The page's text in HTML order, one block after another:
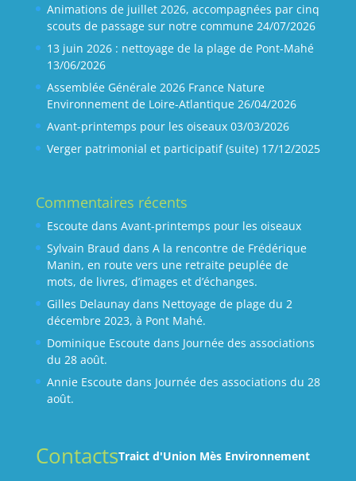
Animations de juillet 2026, accompagnées par cinq
scouts de passage sur notre commune 24/07/2026
13 juin 2026 : nettoyage de la plage de Pont-Mahé
13/06/2026
Assemblée Générale 2026 France Nature
Environnement de Loire-Atlantique 26/04/2026
Avant-printemps pour les oiseaux 03/03/2026
Verger patrimonial et participatif (suite) 17/12/2025
Commentaires récents
Escoutedans Avant-printemps pour les oiseaux
Sylvain Braud dans A la rencontre de Frédérique
Manin, en route vers une retraite peuplée de
mots, de livres, d’images et d’échanges.
Gilles Delaunaydans Nettoyage de plage du 2
décembre 2023, à Pont Mahé.
Dominique Escoutedans Journée des associations
du 28 août.
Annie Escoutedans Journée des associations du 28
août.
ContactsTraict d'Union Mès Environnement